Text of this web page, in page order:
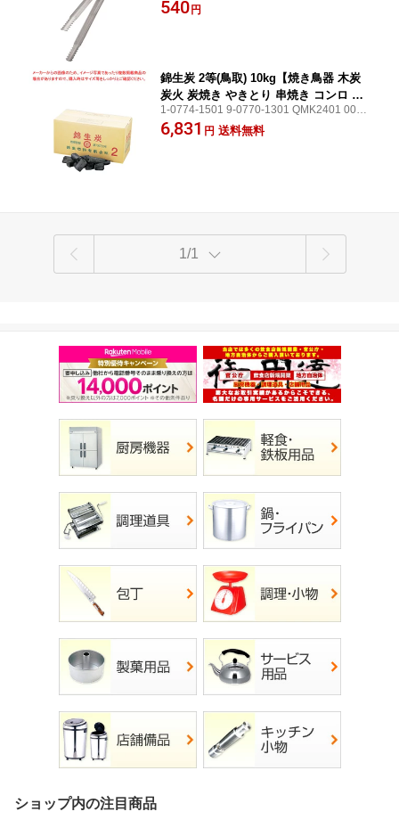
540 円
錦生炭 2等(鳥取) 10kg【焼き鳥器 木炭
炭火 炭焼き やきとり 串焼き コンロ 焼
き鳥焼き器】
1-0774-1501 9-0770-1301 QMK2401 001-
0026920-001【焼き鳥器 木炭 炭火 炭焼き
やきとり 串焼き コンロ 焼き鳥焼き器】
6,831 円 送料無料
1/1
ショップ内の注目商品